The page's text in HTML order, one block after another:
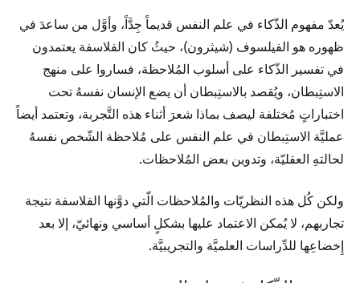
يُعدّ مفهوم الذّكاء في علم النفس قديماً جِدَّاً، وأوَّل من ساعدَ في
ظهوره هو الفيلسوف (شيثرون)، حيثُ كان الفلاسفة يعتمدون
في تفسير الذّكاء على أسلوب المُلاحظة، فساروا على منهج
الاستِبطان، ويُقصد بالاستِبطان أن يضع الإنسان نفسهُ تحت
اختباراتٍ مُختلفة ليصف بماذا شعرَ أثناء هذه التَّجربة، وتعتمد أيضاً
عمليَّة الاستِبطان في علم النفس على مُلاحظة الشّخص نفسهُ
لحالتهِ العقليّة، وتدوين بعض المُلاحظات.
ولكن كُل هذه النظريّات والمُلاحظات الّتي دوَّنها الفلاسفة نتيجة
تجاربهم، لا يُمكن الاعتماد عليها بشكلٍ أساسي ونهائيّ، إلا بعد
إِخضاعِها للدِّراسات العلميَّة والتجريبيَّة.